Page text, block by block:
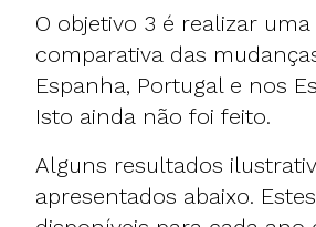
O objetivo 3 é realizar
comparativa das
Espanha, Portugal e nos
Isto ainda não foi feito.
Alguns resultados
apresentados abaixo.